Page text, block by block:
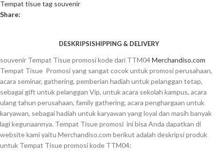
Tempat tisue tag souvenir
Share:
DESKRIPSISHIPPING & DELIVERY
souvenir Tempat Tisue promosi kode dari TTM04Merchandiso.com
Tempat Tisue Promosi yang sangat cocok untuk promosi perusahaan,
acara seminar, gathering, pemberian hadiah untuk pelanggan tetap,
sebagai gift untuk pelanggan Vip, untuk acara sekolah kampus, acara
ulang tahun perusahaan, family gathering, acara penghargaan untuk
karyawan, sebagai hadiah untuk karyawan yang loyal dan masih banyak
lagi kegunaannya. Tempat Tisue promosi ini bisa Anda dapatkan di
website kami yaitu Merchandiso.com berikut adalah deskripsi produk
untuk Tempat Tisue promosi kode TTM04: